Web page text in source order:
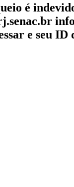
é
e seu ID